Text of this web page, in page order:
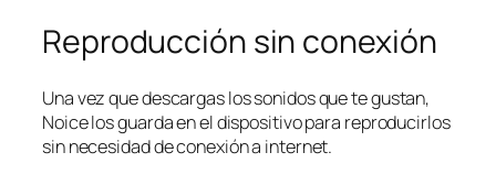
Reproducción sin conexión
Una vez que descargas los sonidos que te gustan,
Noice los guarda en el dispositivo para reproducirlos
sin necesidad de conexión a internet.